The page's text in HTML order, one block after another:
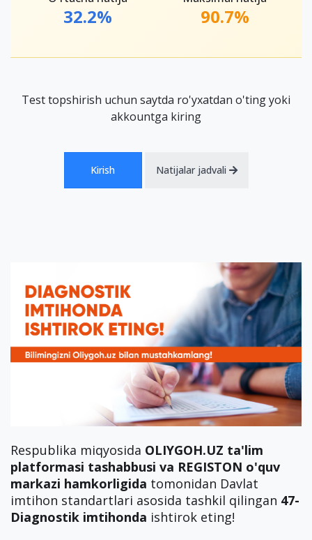
Respublika miqyosida OLIYGOH.UZ ta'lim
platformasi tashabbusi va REGISTON o'quv
markazi hamkorligida tomonidan Davlat
imtihon standartlari asosida tashkil qilingan 47-
Diagnostik imtihonda ishtirok eting!
32.2% 90.7%
Test topshirish uchun saytda ro'yxatdan o'ting yoki
akkountga kiring
Kirish Natijalar jadvali